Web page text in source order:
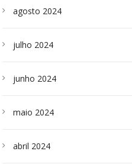
agosto 2024
julho 2024
junho 2024
maio 2024
abril 2024